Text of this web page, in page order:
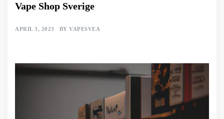
Vape Shop Sverige
APRIL 3, 2023 BY VAPESVEA